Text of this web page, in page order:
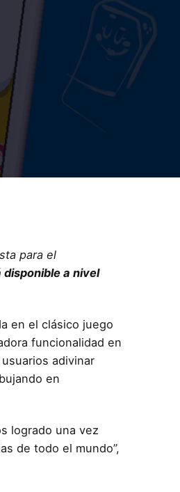
para el
disponible a nivel
en el clásico juego
funcionalidad en
adivinar
en
logrado una vez
de todo el mundo”,